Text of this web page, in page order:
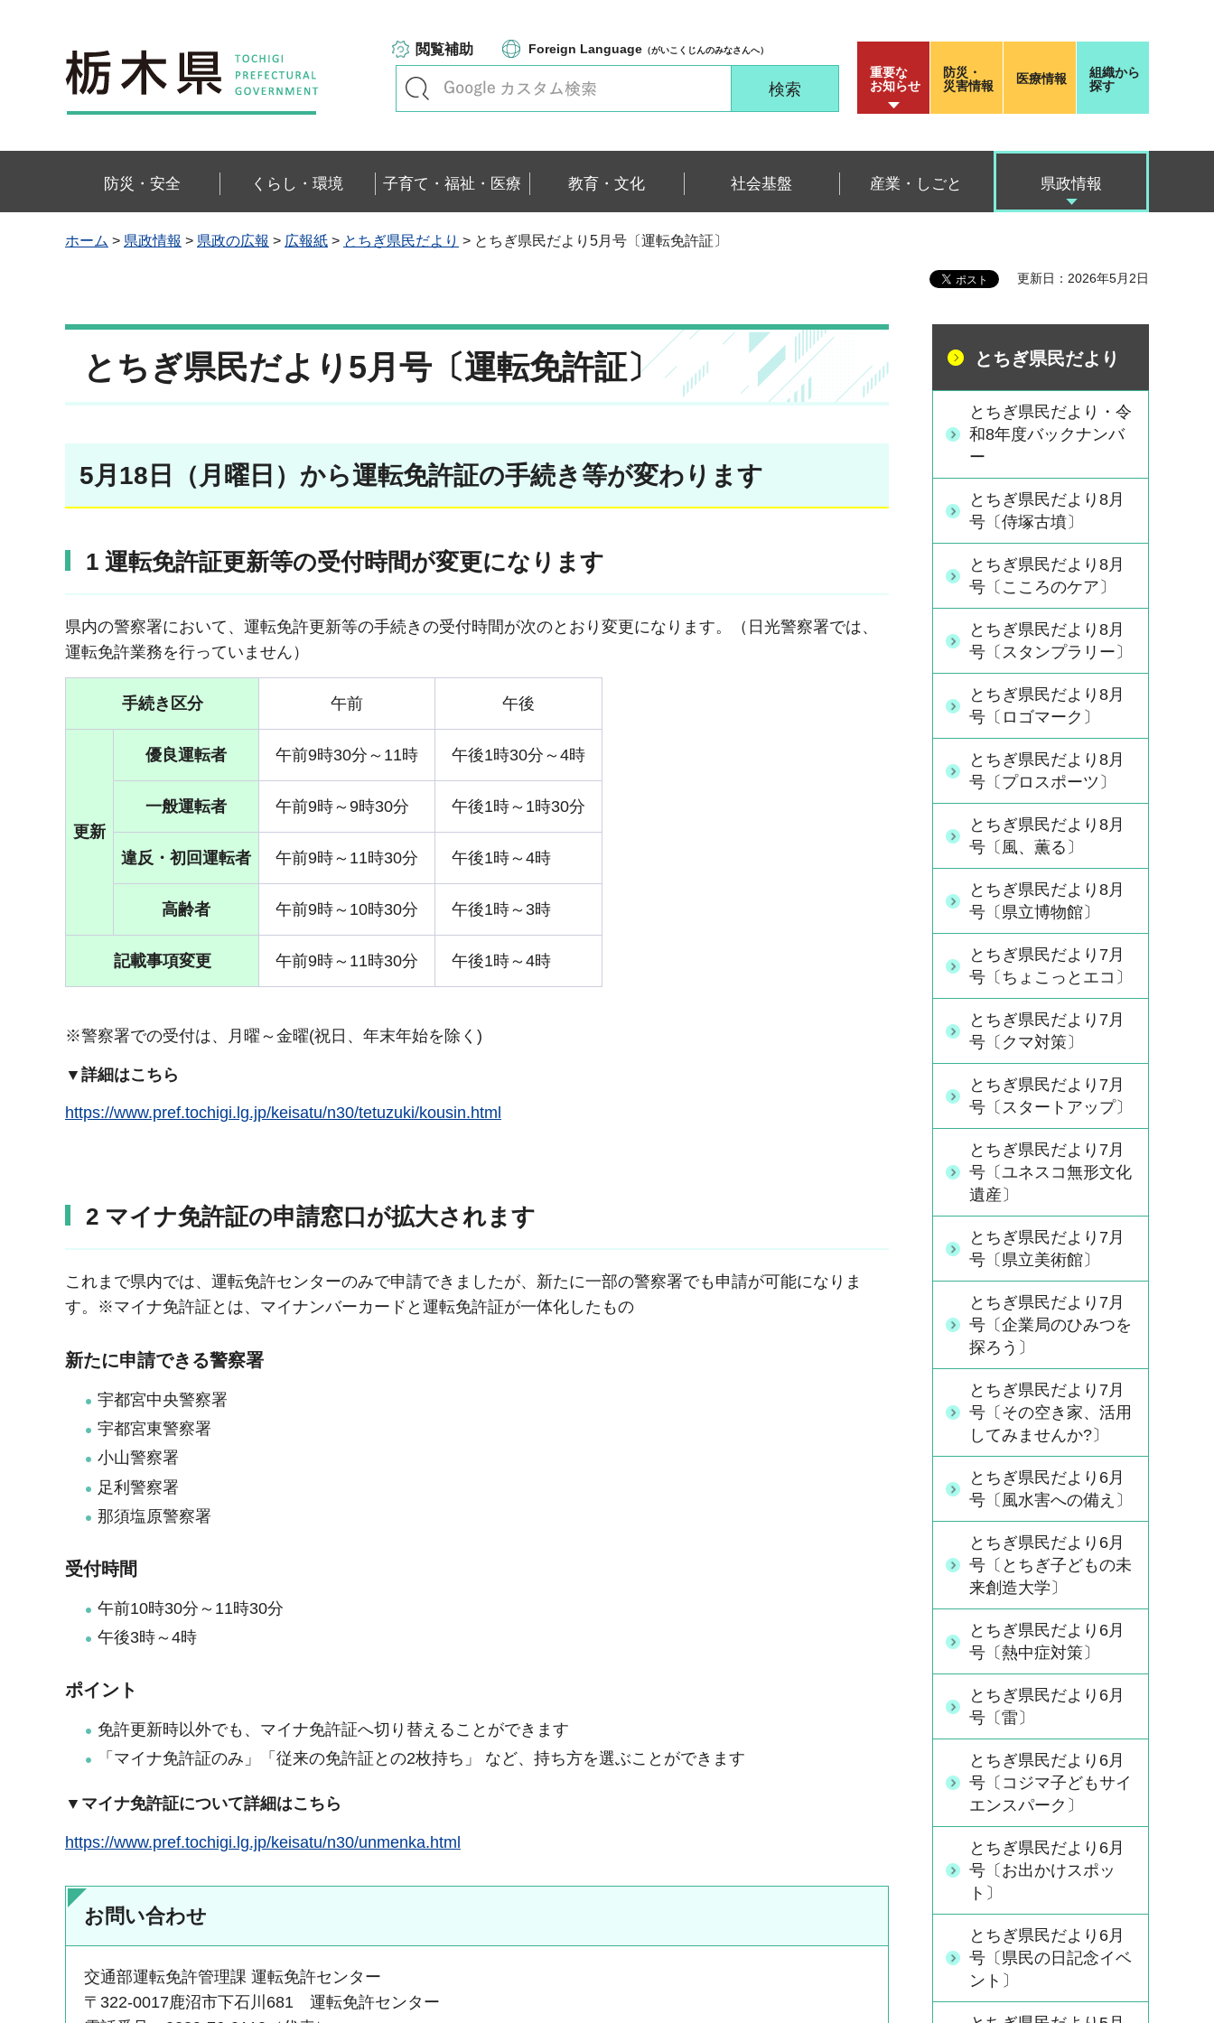
栃木県
閲覧補助 Foreign Language （がいこくじんのみなさんへ）
重要な
お知らせ
防災・
災害情報
医療情報
組織から
探す
防災・安全 くらし・環境 子育て・福祉・医療 教育・文化 社会基盤 産業・しごと 県政情報
ホーム > 県政情報 > 県政の広報 > 広報紙 > とちぎ県民だより > とちぎ県民だより5月号〔運転免許証〕
更新日：2026年5月2日
とちぎ県民だより5月号〔運転免許証〕
5月18日（月曜日）から運転免許証の手続き等が変わります
1 運転免許証更新等の受付時間が変更になります
県内の警察署において、運転免許更新等の手続きの受付時間が次のとおり変更になります。（日光警察署では、
運転免許業務を行っていません）
手続き区分 午前 午後
更新
優良運転者 午前9時30分～11時 午後1時30分～4時
一般運転者 午前9時～9時30分 午後1時～1時30分
違反・初回運転者 午前9時～11時30分 午後1時～4時
高齢者 午前9時～10時30分 午後1時～3時
記載事項変更 午前9時～11時30分 午後1時～4時
※警察署での受付は、月曜～金曜(祝日、年末年始を除く)
▼詳細はこちら
https://www.pref.tochigi.lg.jp/keisatu/n30/tetuzuki/kousin.html
2 マイナ免許証の申請窓口が拡大されます
これまで県内では、運転免許センターのみで申請できましたが、新たに一部の警察署でも申請が可能になりま
す。※マイナ免許証とは、マイナンバーカードと運転免許証が一体化したもの
新たに申請できる警察署
宇都宮中央警察署
宇都宮東警察署
小山警察署
足利警察署
那須塩原警察署
受付時間
午前10時30分～11時30分
午後3時～4時
ポイント
免許更新時以外でも、マイナ免許証へ切り替えることができます
「マイナ免許証のみ」「従来の免許証との2枚持ち」 など、持ち方を選ぶことができます
▼マイナ免許証について詳細はこちら
https://www.pref.tochigi.lg.jp/keisatu/n30/unmenka.html
お問い合わせ
交通部運転免許管理課 運転免許センター
〒322-0017鹿沼市下石川681 運転免許センター
とちぎ県民だより
とちぎ県民だより・令
和8年度バックナンバ
ー
とちぎ県民だより8月
号〔侍塚古墳〕
とちぎ県民だより8月
号〔こころのケア〕
とちぎ県民だより8月
号〔スタンプラリー〕
とちぎ県民だより8月
号〔ロゴマーク〕
とちぎ県民だより8月
号〔プロスポーツ〕
とちぎ県民だより8月
号〔風、薫る〕
とちぎ県民だより8月
号〔県立博物館〕
とちぎ県民だより7月
号〔ちょこっとエコ〕
とちぎ県民だより7月
号〔クマ対策〕
とちぎ県民だより7月
号〔スタートアップ〕
とちぎ県民だより7月
号〔ユネスコ無形文化
遺産〕
とちぎ県民だより7月
号〔県立美術館〕
とちぎ県民だより7月
号〔企業局のひみつを
探ろう〕
とちぎ県民だより7月
号〔その空き家、活用
してみませんか?〕
とちぎ県民だより6月
号〔風水害への備え〕
とちぎ県民だより6月
号〔とちぎ子どもの未
来創造大学〕
とちぎ県民だより6月
号〔熱中症対策〕
とちぎ県民だより6月
号〔雷〕
とちぎ県民だより6月
号〔コジマ子どもサイ
エンスパーク〕
とちぎ県民だより6月
号〔お出かけスポッ
ト〕
とちぎ県民だより6月
号〔県民の日記念イベ
ント〕